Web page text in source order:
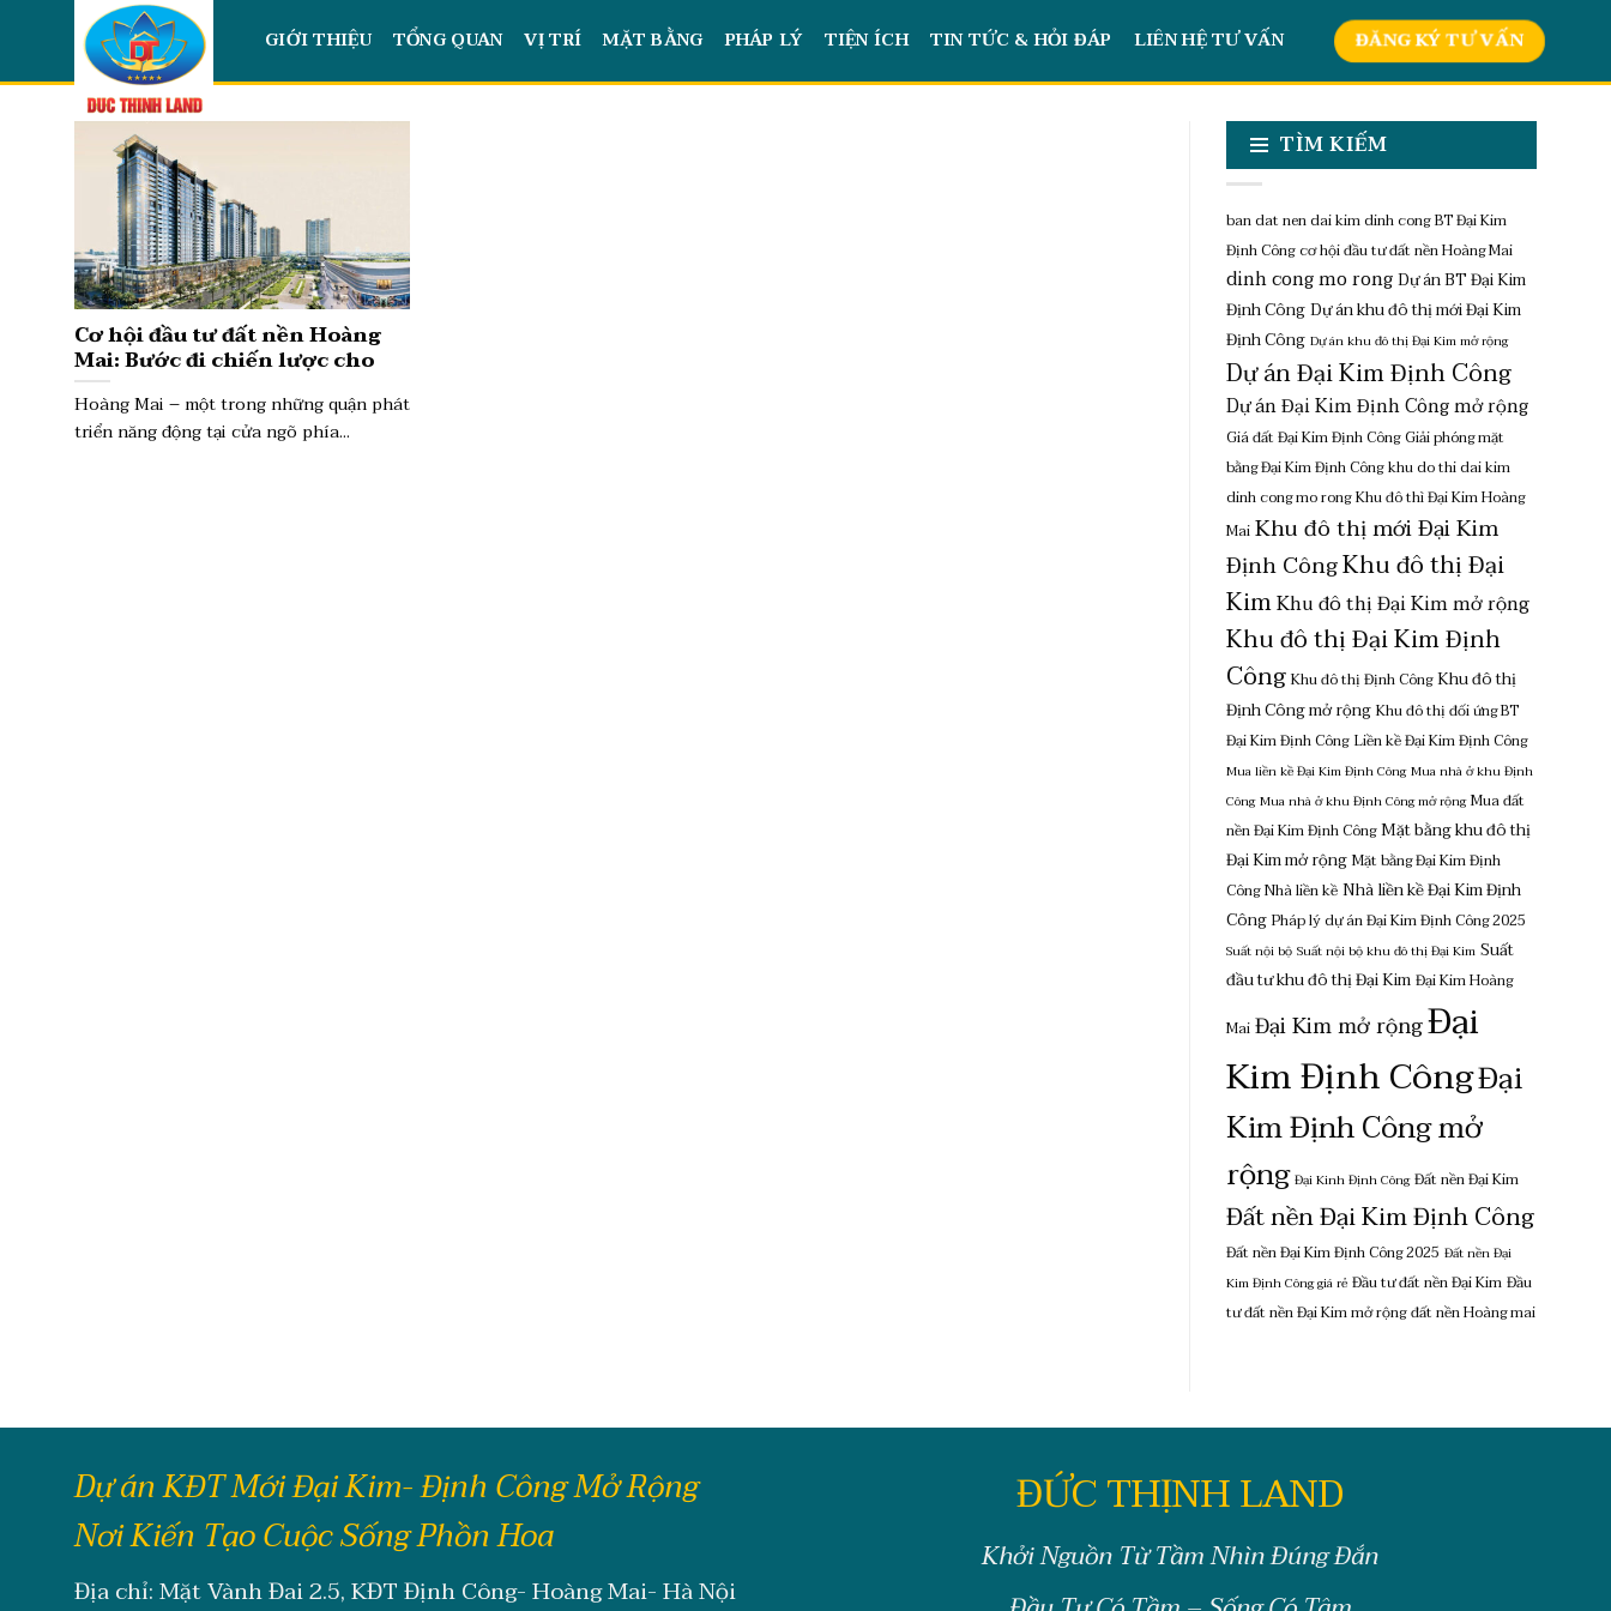
content
GIỚI THIỆU TỔNG QUAN VỊ TRÍ MẶT BẰNG PHÁP LÝ TIỆN ÍCH TIN TỨC & HỎI ĐÁP LIÊN HỆ TƯ VẤN ĐĂNG KÝ TƯ VẤN
Cơ hội đầu tư đất nền Hoàng
Mai: Bước đi chiến lược cho
nhà đầu tư thông minh
Hoàng Mai – một trong những quận phát
triển năng động tại cửa ngõ phía...
TÌM KIẾM
ban dat nen dai kim dinh congBT Đại Kim
Định Công cơ hội đầu tư đất nền Hoàng Mai
dinh cong mo rongDự án BT Đại Kim
Định CôngDự án khu đô thị mới Đại Kim
Định Công Dự án khu đô thị Đại Kim mở rộng
Dự án Đại Kim Định Công
Dự án Đại Kim Định Công mở rộng
Giá đất Đại Kim Định CôngGiải phóng mặt
bằng Đại Kim Định Côngkhu do thi dai kim
dinh cong mo rongKhu đô thì Đại Kim Hoàng
MaiKhu đô thị mới Đại Kim
Định CôngKhu đô thị Đại
KimKhu đô thị Đại Kim mở rộng
Khu đô thị Đại Kim Định
CôngKhu đô thị Định CôngKhu đô thị
Định Công mở rộngKhu đô thị đối ứng BT
Đại Kim Định Công Liền kề Đại Kim Định Công
Mua liền kề Đại Kim Định Công Mua nhà ở khu Định
Công Mua nhà ở khu Định Công mở rộng Mua đất
nền Đại Kim Định CôngMặt bằng khu đô thị
Đại Kim mở rộngMặt bằng Đại Kim Định
CôngNhà liền kềNhà liền kề Đại Kim Định
CôngPháp lý dự án Đại Kim Định Công 2025
Suất nội bộ Suất nội bộ khu đô thị Đại Kim Suất
đầu tư khu đô thị Đại KimĐại Kim Hoàng
MaiĐại Kim mở rộngĐại
Kim Định CôngĐại
Kim Định Công mở
rộng Đại Kinh Định Công Đất nền Đại Kim
Đất nền Đại Kim Định Công
Đất nền Đại Kim Định Công 2025 Đất nền Đại
Kim Định Công giá rẻ Đầu tư đất nền Đại KimĐầu
tư đất nền Đại Kim mở rộngđất nền Hoàng mai
Dự án KĐT Mới Đại Kim- Định Công Mở Rộng
Nơi Kiến Tạo Cuộc Sống Phồn Hoa
Địa chỉ: Mặt Vành Đai 2.5, KĐT Định Công- Hoàng Mai- Hà Nội
ĐỨC THỊNH LAND
Khởi Nguồn Từ Tầm Nhìn Đúng Đắn